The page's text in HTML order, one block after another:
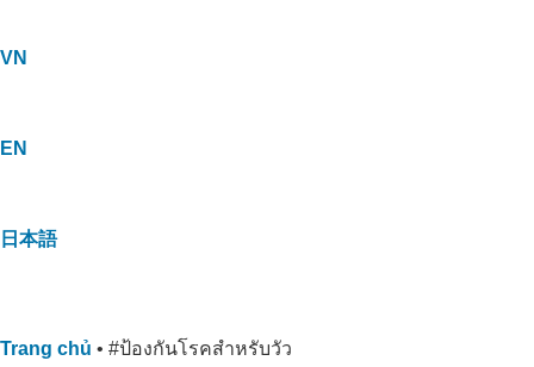
VN
EN
日本語
Trang chủ • #ป้องกันโรคสำหรับวัว